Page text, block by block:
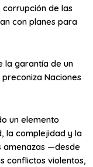
corrupción de las
con planes para
la garantía de un
Naciones
un elemento
la complejidad y la
amenazas —desde
conflictos violentos,